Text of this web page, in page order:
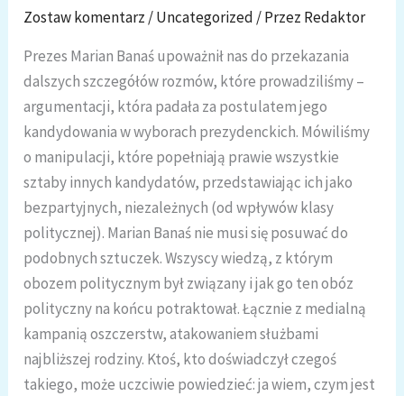
Zostaw komentarz/Uncategorized/ Przez Redaktor
Prezes Marian Banaś upoważnił nas do przekazania
dalszych szczegółów rozmów, które prowadziliśmy –
argumentacji, która padała za postulatem jego
kandydowania w wyborach prezydenckich. Mówiliśmy
o manipulacji, które popełniają prawie wszystkie
sztaby innych kandydatów, przedstawiając ich jako
bezpartyjnych, niezależnych (od wpływów klasy
politycznej). Marian Banaś nie musi się posuwać do
podobnych sztuczek. Wszyscy wiedzą, z którym
obozem politycznym był związany i jak go ten obóz
polityczny na końcu potraktował. Łącznie z medialną
kampanią oszczerstw, atakowaniem służbami
najbliższej rodziny. Ktoś, kto doświadczył czegoś
takiego, może uczciwie powiedzieć: ja wiem, czym jest